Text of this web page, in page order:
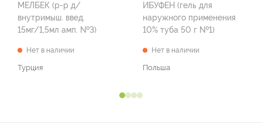
МЕЛБЕК (р-р д/
внутримыш. введ.
15мг/1,5мл амп. №3)
Нет в наличии
Турция
ИБУФЕН (гель для
наружного применения
10% туба 50 г №1)
Нет в наличии
Польша